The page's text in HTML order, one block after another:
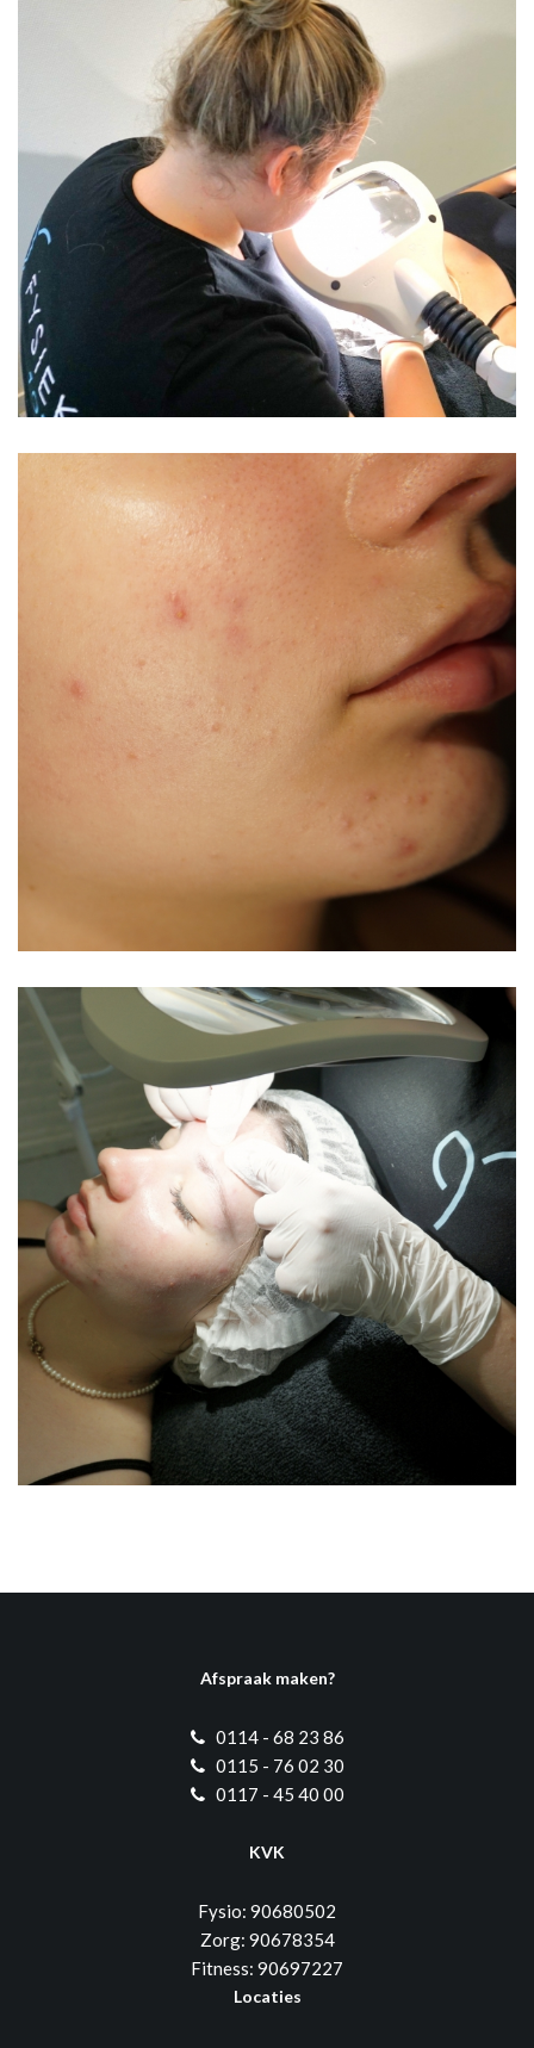
Afspraak maken?
0114 - 68 23 86
0115 - 76 02 30
0117 - 45 40 00
KVK
Fysio: 90680502
Zorg: 90678354
Fitness: 90697227
Locaties